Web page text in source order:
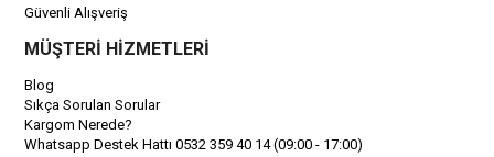
Güvenli Alışveriş
MÜŞTERİ HİZMETLERİ
Blog
Sıkça Sorulan Sorular
Kargom Nerede?
Whatsapp Destek Hattı 0532 359 40 14 (09:00 - 17:00)